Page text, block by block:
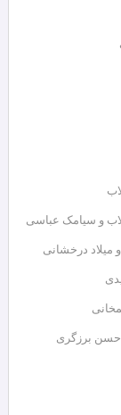
و سیامک عباسی
میلاد درخشانی
حسن برزگری